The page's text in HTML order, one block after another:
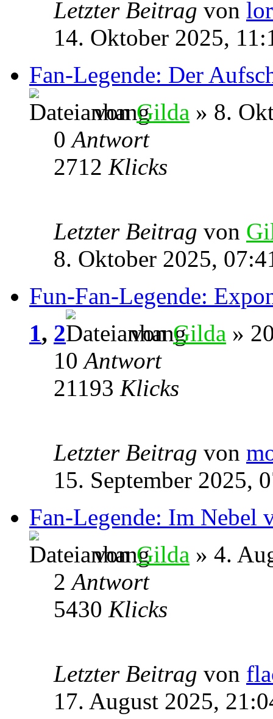
Letzter Beitrag von
14. Oktober 2025,
Fan-Legende: Der
vonGilda » 8.
0Antwort
2712 Klicks
Letzter Beitrag von
8. Oktober 2025,
Fun-Fan-Legende:
1, 2 vonGilda »
10Antwort
21193 Klicks
Letzter Beitrag von
15. September 2025,
Fan-Legende: Im Nebel
vonGilda » 4.
2Antwort
5430 Klicks
Letzter Beitrag von
17. August 2025,